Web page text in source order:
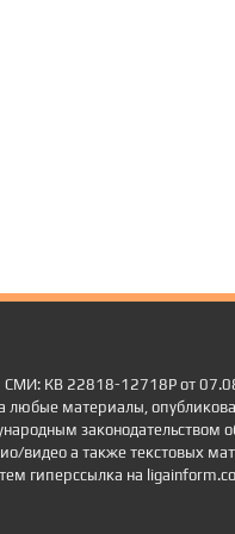
СМИ: КВ 22818-12718Р от
любые материалы,
законодательством
видео а также текстовых
гиперссылка на